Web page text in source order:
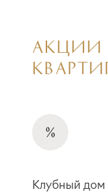
АКЦИИ
Клубный дом